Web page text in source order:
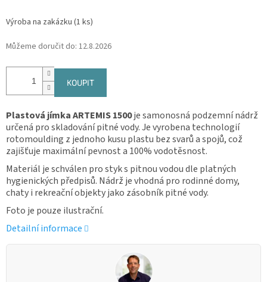
Výroba na zakázku (1 ks)
Můžeme doručit do: 12.8.2026
KOUPIT
Plastová jímka ARTEMIS 1500je samonosná podzemní nádrž
určená pro skladování pitné vody. Je vyrobena technologií
rotomoulding z jednoho kusu plastu bez svarů a spojů, což
zajišťuje maximální pevnost a 100% vodotěsnost.
Materiál je schválen pro styk s pitnou vodou dle platných
hygienických předpisů. Nádrž je vhodná pro rodinné domy,
chaty i rekreační objekty jako zásobník pitné vody.
Foto je pouze ilustrační.
Detailní informace